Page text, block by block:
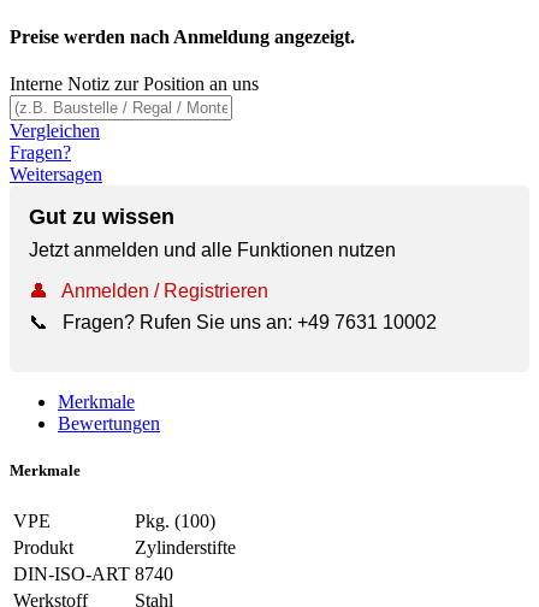
Preise werden nach Anmeldung angezeigt.
Interne Notiz zur Position an uns
Vergleichen
Fragen?
Weitersagen
Gut zu wissen
Jetzt anmelden und alle Funktionen nutzen
👤
Anmelden / Registrieren
📞
Fragen? Rufen Sie uns an: +49 7631 10002
Merkmale
Bewertungen
Merkmale
VPE
Pkg. (100)
Produkt
Zylinderstifte
DIN-ISO-ART 8740
Werkstoff
Stahl